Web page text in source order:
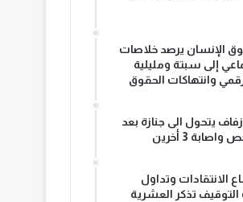
الإنسان يرصد خلاصات
إلى سبتة ومليلية
وانتهاكات الحقوق
يتحول الى جنازة بعد
3 أخرين
الانتقادات وتداول
تذكر العشرية